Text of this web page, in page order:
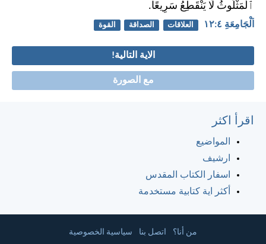
ٱلْمَثْلُوثُ لَا يَنْقَطِعُ سَرِيعًا.
اَلْجَامِعَةِ ٤:‏١٢ العلاقات الصداقة القوة
الاية التالية!
مع الصورة
اقرأ اكثر
المواضيع
ارشيف
اسفار الكتاب المقدس
أكثر اية كتابية مستخدمة
من أنا؟ اتصل بنا سياسية الخصوصية